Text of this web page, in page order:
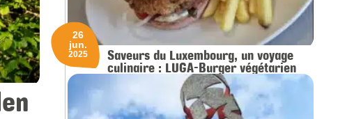
Saveurs du Luxembourg, un voyage
culinaire : LUGA-Burger végétarien
26
jun.
2025